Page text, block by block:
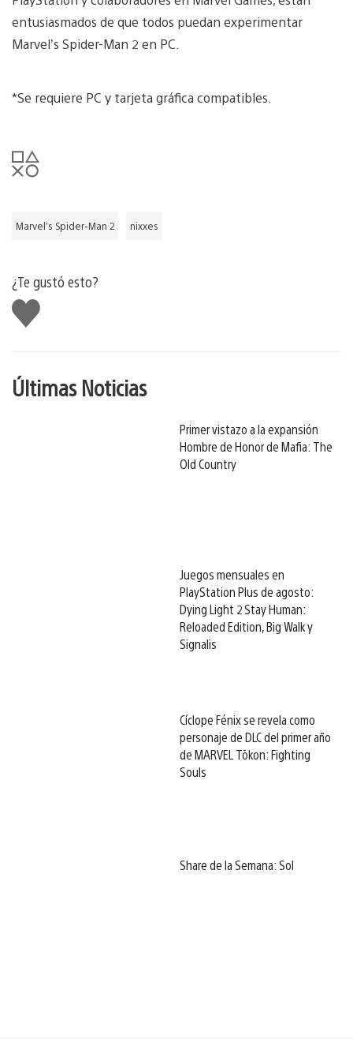
entusiasmados de que todos puedan experimentar
Marvel’s Spider-Man 2 en PC.
*Se requiere PC y tarjeta gráfica compatibles.
Marvel’s Spider-Man 2 nixxes
¿Te gustó esto?
Me
gusta
Últimas Noticias
Primer vistazo a la expansión
Hombre de Honor de Mafia: The
Old Country
Juegos mensuales en
PlayStation Plus de agosto:
Dying Light 2 Stay Human:
Reloaded Edition, Big Walk y
Signalis
Cíclope Fénix se revela como
personaje de DLC del primer año
de MARVEL Tōkon: Fighting
Souls
Share de la Semana: Sol